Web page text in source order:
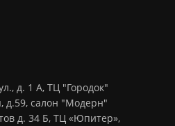
д. 1 А, ТЦ "Городок"
д.59, салон "Модерн"
д. 34 Б, ТЦ «Юпитер»,